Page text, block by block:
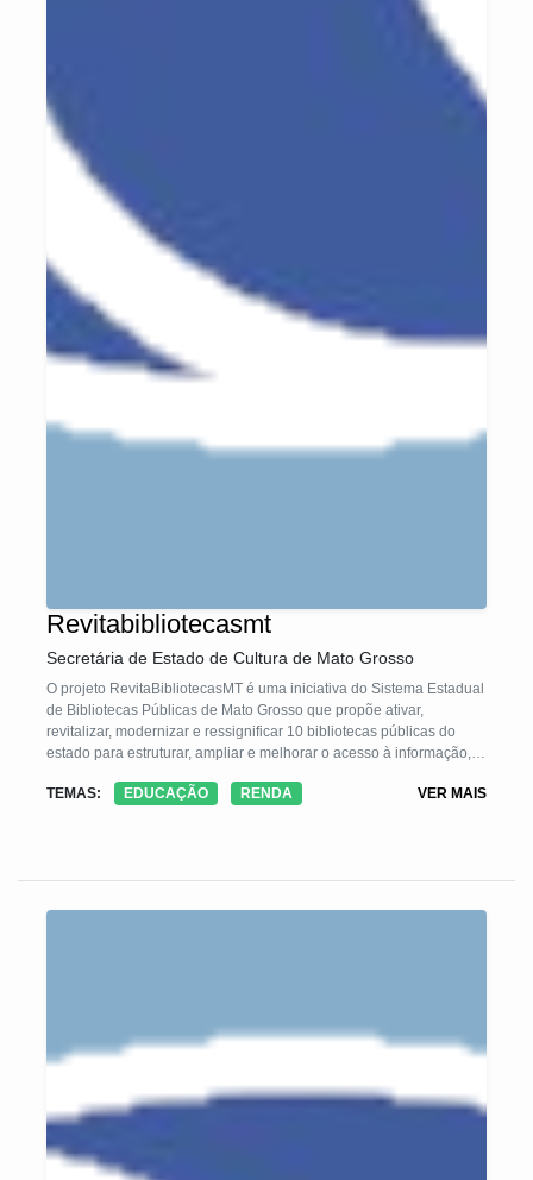
Revitabibliotecasmt
Secretária de Estado de Cultura de Mato Grosso
O projeto RevitaBibliotecasMT é uma iniciativa do Sistema Estadual
de Bibliotecas Públicas de Mato Grosso que propõe ativar,
revitalizar, modernizar e ressignificar 10 bibliotecas públicas do
estado para estruturar, ampliar e melhorar o acesso à informação,
metodologia é participativa e conta com apoio das prefeituras,
TEMAS: EDUCAÇÃO RENDA VER MAIS